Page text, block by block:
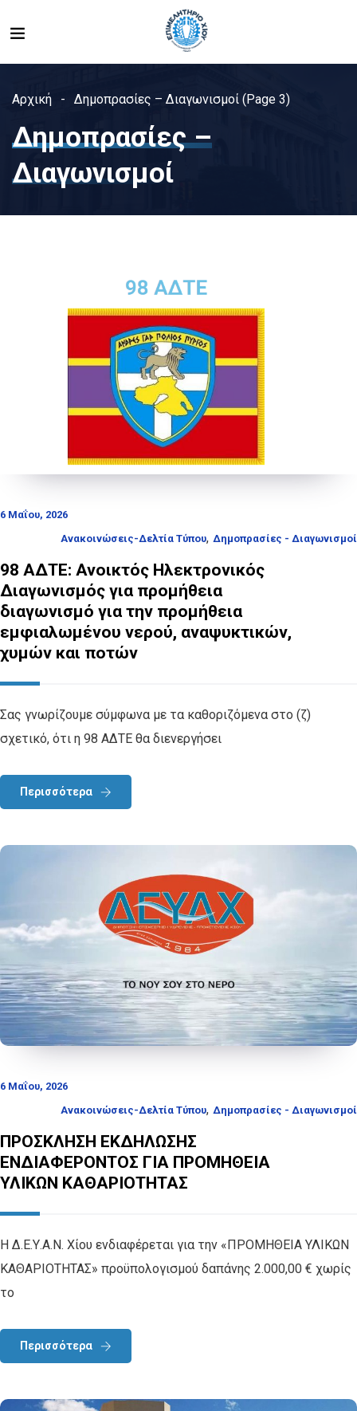
Αρχική Δημοπρασίες – Διαγωνισμοί (Page 3)
Δημοπρασίες –
Διαγωνισμοί
6 Μαΐου, 2026
Ανακοινώσεις-Δελτία Τύπου, Δημοπρασίες - Διαγωνισμοί
98 ΑΔΤΕ: Ανοικτός Ηλεκτρονικός
Διαγωνισμός για προμήθεια
διαγωνισμό για την προμήθεια
εμφιαλωμένου νερού, αναψυκτικών,
χυμών και ποτών
Σας γνωρίζουμε σύμφωνα με τα καθοριζόμενα στο (ζ)
σχετικό, ότι η 98 ΑΔΤΕ θα διενεργήσει
Περισσότερα
6 Μαΐου, 2026
Ανακοινώσεις-Δελτία Τύπου, Δημοπρασίες - Διαγωνισμοί
ΠΡΟΣΚΛΗΣΗ ΕΚΔΗΛΩΣΗΣ
ΕΝΔΙΑΦΕΡΟΝΤΟΣ ΓΙΑ ΠΡΟΜΗΘΕΙΑ
ΥΛΙΚΩΝ ΚΑΘΑΡΙΟΤΗΤΑΣ
Η Δ.Ε.Υ.Α.Ν. Χίου ενδιαφέρεται για την «ΠΡΟΜΗΘΕΙΑ ΥΛΙΚΩΝ
ΚΑΘΑΡΙΟΤΗΤΑΣ» προϋπολογισμού δαπάνης 2.000,00 € χωρίς
το
Περισσότερα